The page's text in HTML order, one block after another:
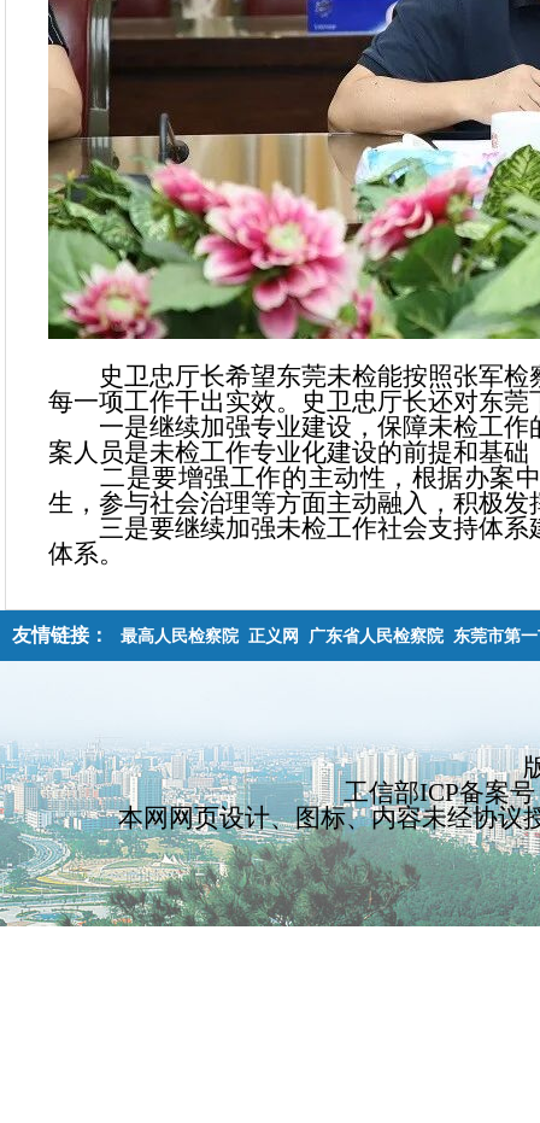
史卫忠厅长希望东莞未检能按照张军检
每一项工作干出实效。史卫忠厅长还对东
一是继续加强专业建设，保障未检工作
案人员是未检工作专业化建设的前提和基
二是要增强工作的主动性，根据办案中
生，参与社会治理等方面主动融入，积极
三是要继续加强未检工作社会支持体系
体系。
友情链接： 最高人民检察院 正义网 广东省人民检察院 东莞市第
工信部ICP备案
本网网页设计、图标、内容未经协议